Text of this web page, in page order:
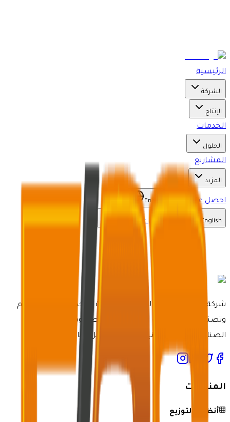
الرئيسية
الشركة
الإنتاج
الخدمات
الحلول
المشاريع
المزيد
احصل على عرض English
English احصل على عرض
شركة مصنع خدمات الرعاية الكهربائية متخصصة في تصميم
وتصنيع أنظمة لوحات كهربائية مخصصة وفعالة لمختلف
الصناعات بأحدث التقنيات وخبرة لا مثيل لها.
المنتجات
أنظمة التوزيع